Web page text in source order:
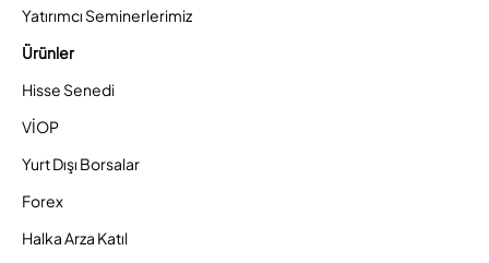
Yatırımcı Seminerlerimiz
Ürünler
Hisse Senedi
VİOP
Yurt Dışı Borsalar
Forex
Halka Arza Katıl